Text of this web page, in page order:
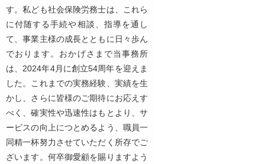
す。私ども社会保険労務士は、これら
に付随する手続や相談、指導を通し
て、事業主様の成長とともに日々歩ん
でおります。おかげさまで当事務所
は、2024年4月に創立54周年を迎えま
した。これまでの実務経験、実績を生
かし、さらに皆様のご期待にお応えす
べく、確実性や迅速性はもとより、サ
ービスの向上につとめるよう、職員一
同精一杯努力させていただく所存でご
ざいます。何卒御愛顧を賜りますよう